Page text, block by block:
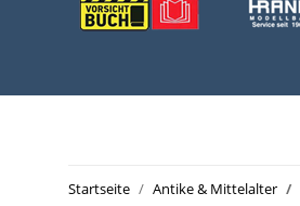
Startseite Antike & Mittelalter